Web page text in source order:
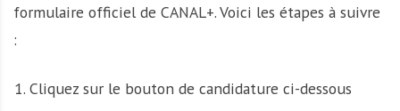
formulaire officiel de CANAL+. Voici les étapes à suivre
:
Cliquez sur le bouton de candidature ci-dessous